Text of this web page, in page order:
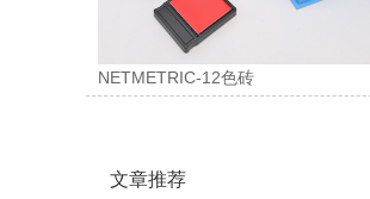
NETMETRIC-12色砖
文章推荐